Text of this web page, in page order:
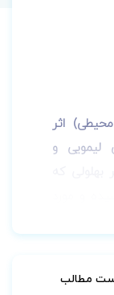
اثر
لیمویی و
و مورد
این
مطالب